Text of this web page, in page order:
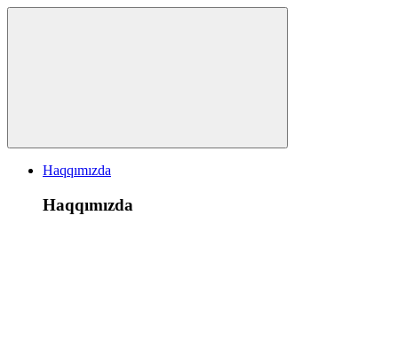
Haqqımızda
Haqqımızda